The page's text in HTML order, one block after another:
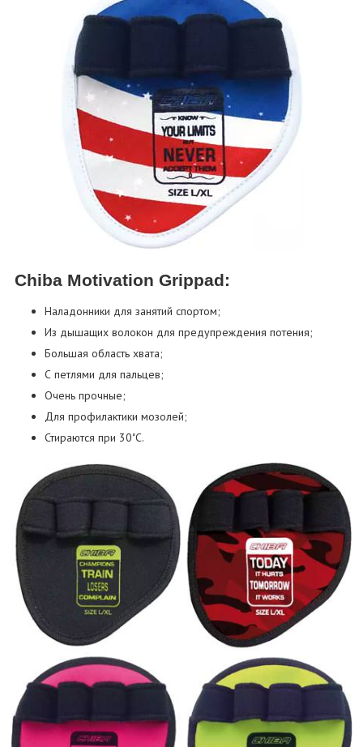
Chiba Motivation Grippad:
Наладонники для занятий спортом;
Из дышащих волокон для предупреждения потения;
Большая область хвата;
С петлями для пальцев;
Очень прочные;
Для профилактики мозолей;
Стираются при 30˚C.